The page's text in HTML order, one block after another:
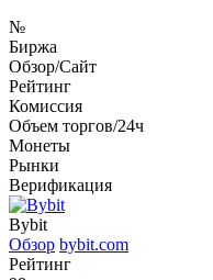
№
Биржа
Обзор/Сайт
Рейтинг
Комиссия
Объем торгов/24ч
Монеты
Рынки
Верификация
Bybit
Обзор bybit.com
Рейтинг